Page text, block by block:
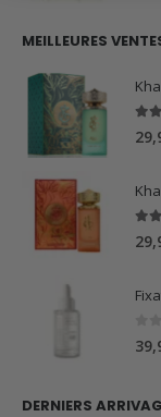
MEILLEURES
DERNIERS